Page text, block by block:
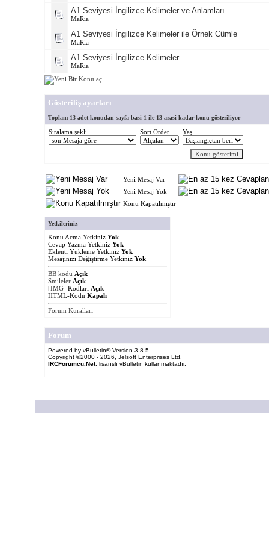
A1 Seviyesi İngilizce Kelimeler ve Anlamları
MaRia
A1 Seviyesi İngilizce Kelimeler ile Örnek Cümle
MaRia
A1 Seviyesi İngilizce Kelimeler
MaRia
Gösteriliş ayarları
Toplam 13 adet konudan sayfa basi 1 ile 13 arasi kadar konu gösteriliyor
Sıralama şekli Sort Order Yaş
Yeni Mesaj Var
Yeni Mesaj Yok
Konu Kapatılmıştır
Yetkileriniz
Konu Acma Yetkiniz Yok
Cevap Yazma Yetkiniz Yok
Eklenti Yükleme Yetkiniz Yok
Mesajınızı Değiştirme Yetkiniz Yok
BB kodu Açık
Smileler Açık
[IMG] Kodları Açık
HTML-Kodu Kapalı
Forum Kuralları
Forum
Powered by vBulletin® Version 3.8.5
Copyright ©2000 - 2026, Jelsoft Enterprises Ltd.
IRCForumcu.Net, lisanslı vBulletin kullanmaktadır.